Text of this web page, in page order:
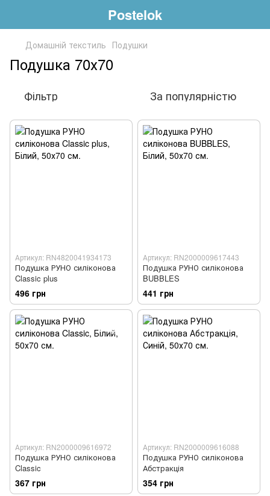
Postelok
Домашній текстиль Подушки
Подушка 70х70
Фільтр За популярністю
Артикул: RN4820041934173
Подушка РУНО силіконова
Classic plus
496 грн
Артикул: RN2000009617443
Подушка РУНО силіконова
BUBBLES
441 грн
Артикул: RN2000009616972
Подушка РУНО силіконова
Classic
367 грн
Артикул: RN2000009616088
Подушка РУНО силіконова
Абстракція
354 грн